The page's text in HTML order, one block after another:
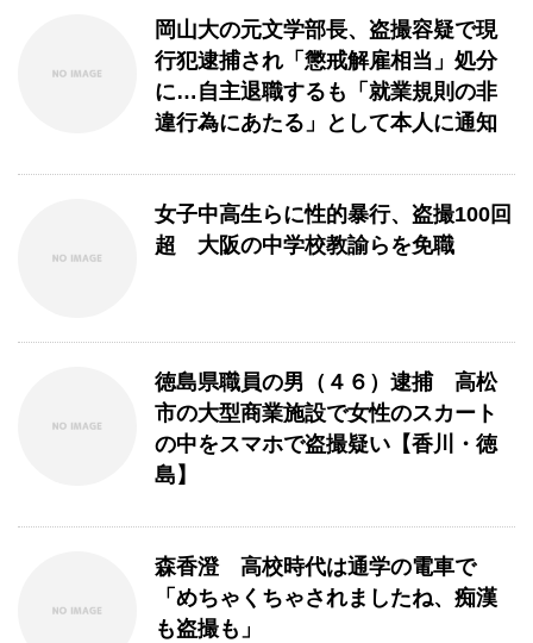
岡山大の元文学部長、盗撮容疑で現
行犯逮捕され「懲戒解雇相当」処分
に…自主退職するも「就業規則の非
違行為にあたる」として本人に通知
女子中高生らに性的暴行、盗撮100回
超 大阪の中学校教諭らを免職
徳島県職員の男（４６）逮捕 高松
市の大型商業施設で女性のスカート
の中をスマホで盗撮疑い【香川・徳
島】
森香澄 高校時代は通学の電車で
「めちゃくちゃされましたね、痴漢
も盗撮も」